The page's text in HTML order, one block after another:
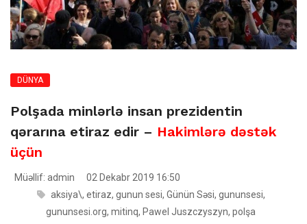
DÜNYA
Polşada minlərlə insan prezidentin
qərarına etiraz edir – Hakimlərə dəstək
üçün
Müəllif: admin
02 Dekabr 2019 16:50
aksiya\, etiraz, gunun sesi, Günün Səsi, gununsesi,
gununsesi.org, mitinq, Pawel Juszczyszyn, polşa